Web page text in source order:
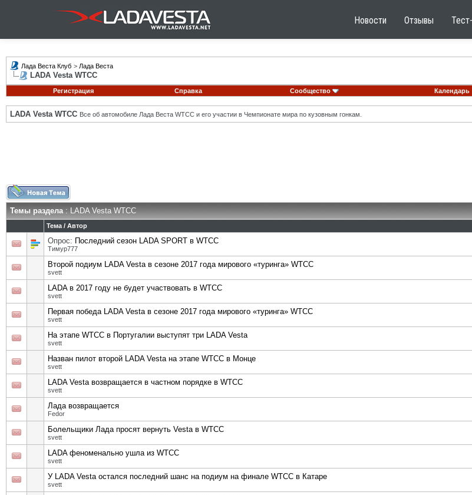
Новости Отзывы
Лада Веста Клуб > Лада Веста
LADA Vesta WTCC
Регистрация
Справка Сообщество Календарь
LADA Vesta WTCC Все об автомобиле Лада Веста WTCC и его участии в Чемпионате мира по кузовным гонкам.
Темы раздела: LADA Vesta WTCC
Тема / Автор
Опрос: Последний сезон LADA SPORT в WTCC
Тимур777
Второй подиум LADA Vesta в сезоне 2017 года мирового «туринга» WTCC
svett
LADA в 2017 году не будет участвовать в WTCC
svett
Первая победа LADA Vesta в сезоне 2017 года мирового «туринга» WTCC
svett
На этапе WTCC в Португалии выступят три LADA Vesta
svett
Назван пилот второй LADA Vesta на этапе WTCC в Монце
svett
LADA Vesta возвращается в частном порядке в WTCC
svett
Лада возвращается
Fedor
Болельщики Лада просят вернуть Vesta в WTCC
svett
LADA феноменально ушла из WTCC
svett
У LADA Vesta остался последний шанс на подиум на финале WTCC в Катаре
svett